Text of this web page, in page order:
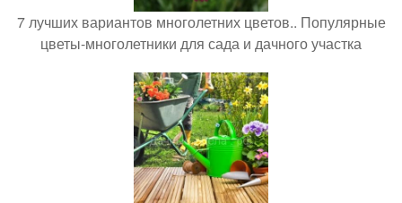
7 лучших вариантов многолетних цветов.. Популярные
цветы-многолетники для сада и дачного участка